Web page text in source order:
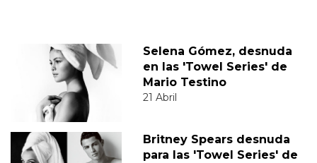
Selena Gómez, desnuda
en las 'Towel Series' de
Mario Testino
21 Abril
Britney Spears desnuda
para las 'Towel Series' de